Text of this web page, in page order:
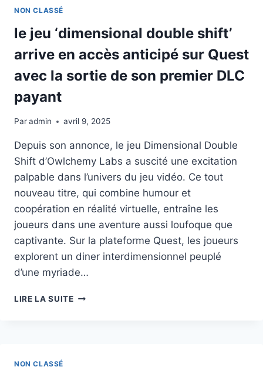
NON CLASSÉ
le jeu ‘dimensional double shift’
arrive en accès anticipé sur Quest
avec la sortie de son premier DLC
payant
Paradmin avril 9, 2025
Depuis son annonce, le jeu Dimensional Double
Shift d’Owlchemy Labs a suscité une excitation
palpable dans l’univers du jeu vidéo. Ce tout
nouveau titre, qui combine humour et
coopération en réalité virtuelle, entraîne les
joueurs dans une aventure aussi loufoque que
captivante. Sur la plateforme Quest, les joueurs
explorent un diner interdimensionnel peuplé
d’une myriade…
LIRE LA SUITELE
NON CLASSÉ